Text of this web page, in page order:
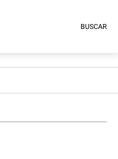
BUSCAR